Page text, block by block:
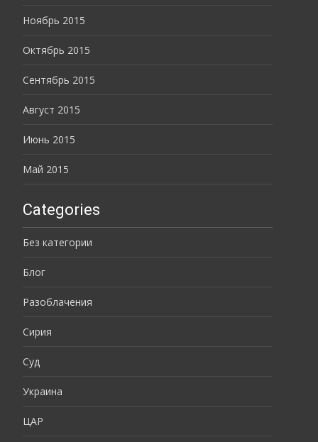
Ноябрь 2015
Октябрь 2015
Сентябрь 2015
Август 2015
Июнь 2015
Май 2015
Categories
Без категории
Блог
Разоблачения
Сирия
Суд
Украина
ЦАР